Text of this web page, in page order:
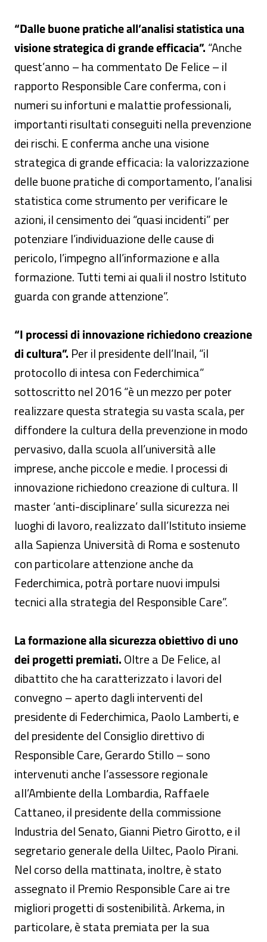
“Dalle buone pratiche all’analisi statistica una
visione strategica di grande efficacia”.“Anche
quest’anno – ha commentato De Felice – il
rapporto Responsible Care conferma, con i
numeri su infortuni e malattie professionali,
importanti risultati conseguiti nella prevenzione
dei rischi. E conferma anche una visione
strategica di grande efficacia: la valorizzazione
delle buone pratiche di comportamento, l’analisi
statistica come strumento per verificare le
azioni, il censimento dei “quasi incidenti” per
potenziare l’individuazione delle cause di
pericolo, l’impegno all’informazione e alla
formazione. Tutti temi ai quali il nostro Istituto
guarda con grande attenzione”.
“I processi di innovazione richiedono creazione
di cultura”. Per il presidente dell’Inail, “il
protocollo di intesa con Federchimica”
sottoscritto nel 2016 “è un mezzo per poter
realizzare questa strategia su vasta scala, per
diffondere la cultura della prevenzione in modo
pervasivo, dalla scuola all’università alle
imprese, anche piccole e medie. I processi di
innovazione richiedono creazione di cultura. Il
master ‘anti-disciplinare’ sulla sicurezza nei
luoghi di lavoro, realizzato dall’Istituto insieme
alla Sapienza Università di Roma e sostenuto
con particolare attenzione anche da
Federchimica, potrà portare nuovi impulsi
tecnici alla strategia del Responsible Care”.
La formazione alla sicurezza obiettivo di uno
dei progetti premiati.Oltre a De Felice, al
dibattito che ha caratterizzato i lavori del
convegno – aperto dagli interventi del
presidente di Federchimica, Paolo Lamberti, e
del presidente del Consiglio direttivo di
Responsible Care, Gerardo Stillo – sono
intervenuti anche l’assessore regionale
all’Ambiente della Lombardia, Raffaele
Cattaneo, il presidente della commissione
Industria del Senato, Gianni Pietro Girotto, e il
segretario generale della Uiltec, Paolo Pirani.
Nel corso della mattinata, inoltre, è stato
assegnato il Premio Responsible Care ai tre
migliori progetti di sostenibilità. Arkema, in
particolare, è stata premiata per la sua